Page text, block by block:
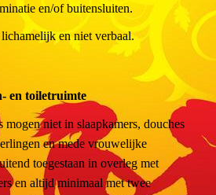
en/of buitensluiten.
en niet verbaal.
en toiletruimte
niet in slaapkamers, douches
en mede vrouwelijke
toegestaan in overleg met
en altijd minimaal met twee